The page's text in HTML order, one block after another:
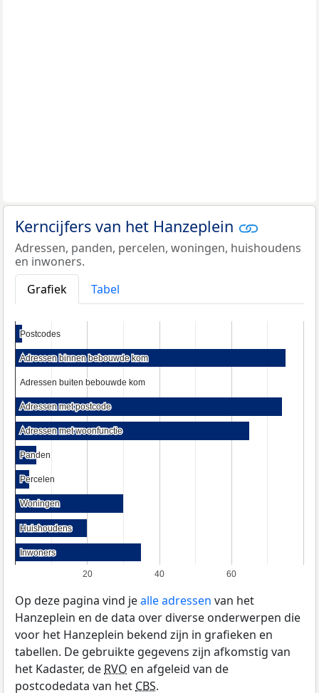
Kerncijfers van het Hanzeplein
Adressen, panden, percelen, woningen, huishoudens
en inwoners.
Grafiek
Tabel
20 40 60
Postcodes
Postcodes
Adressen binnen bebouwde kom
Adressen binnen bebouwde kom
Adressen buiten bebouwde kom
Adressen buiten bebouwde kom
Adressen met postcode
Adressen met postcode
Adressen met woonfunctie
Adressen met woonfunctie
Panden
Panden
Percelen
Percelen
Woningen
Woningen
Huishoudens
Huishoudens
Inwoners
Inwoners
Op deze pagina vind jealle adressen van het
Hanzeplein en de data over diverse onderwerpen die
voor het Hanzeplein bekend zijn in grafieken en
tabellen. De gebruikte gegevens zijn afkomstig van
het Kadaster, deRVO en afgeleid van de
postcodedata van hetCBS.